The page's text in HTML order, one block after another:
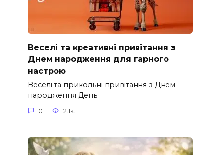
Веселі та креативні привітання з
Днем народження для гарного
настрою
Веселі та прикольні привітання з Днем
народження День
0 2.1к.